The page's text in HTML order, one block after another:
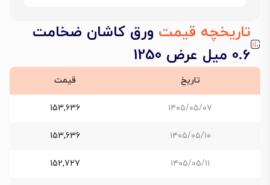
تاریخچه قیمت ورق کاشان ضخامت
0.6 میل عرض 1250
تاریخ قیمت
۱۴۰۵/۰۵/۰۷ 153,636
۱۴۰۵/۰۵/۱۰ 153,636
۱۴۰۵/۰۵/۱۱ 152,727